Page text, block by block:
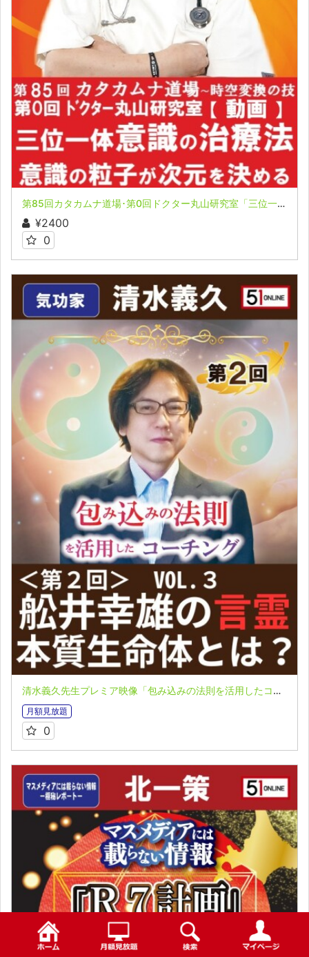
第85回カタカムナ道場･第0回ドクター丸山研究室「三位一体の意識を使った治療法」「次元は『意識の粒子』でできている」
¥2400
0
清水義久先生プレミア映像「包み込みの法則を活用したコーチング」第２回 VOL.３：舩井幸雄の言霊「本質生命体」とは？
月額見放題
0